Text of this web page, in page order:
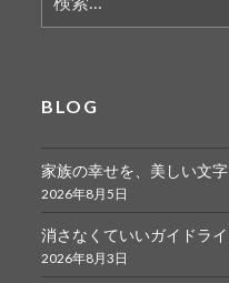
索:
BLOG
家族の幸せを、美しい文
2026年8月5日
消さなくていいガイドラ
2026年8月3日